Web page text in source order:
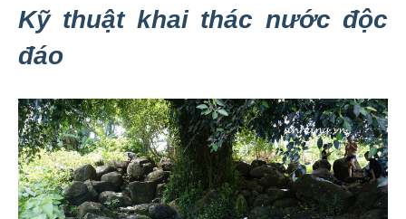
Kỹ thuật khai thác nước độc
đáo